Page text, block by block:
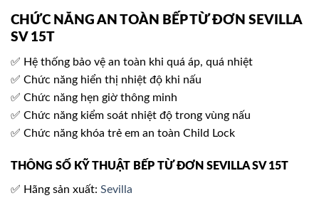
CHỨC NĂNG AN TOÀN BẾP TỪ ĐƠN SEVILLA
SV 15T
✅ Hệ thống bảo vệ an toàn khi quá áp, quá nhiệt
✅ Chức năng hiển thị nhiệt độ khi nấu
✅ Chức năng hẹn giờ thông minh
✅ Chức năng kiểm soát nhiệt độ trong vùng nấu
✅ Chức năng khóa trẻ em an toàn Child Lock
THÔNG SỐ KỸ THUẬT BẾP TỪ ĐƠN SEVILLA SV 15T
✅ Hãng sản xuất: Sevilla